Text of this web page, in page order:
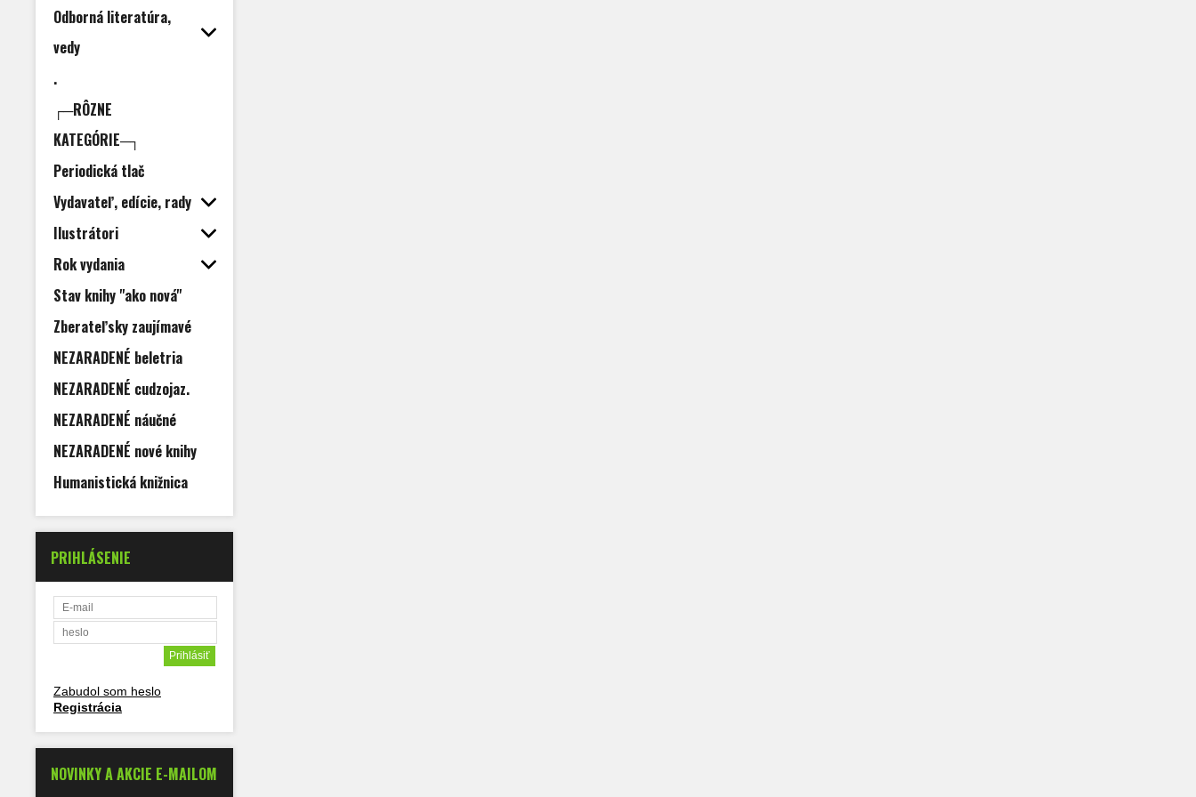
Odborná literatúra,
vedy
.
┌─RÔZNE
KATEGÓRIE─┐
Periodická tlač
Vydavateľ, edície, rady
Ilustrátori
Rok vydania
Stav knihy "ako nová"
Zberateľsky zaujímavé
NEZARADENÉ beletria
NEZARADENÉ cudzojaz.
NEZARADENÉ náučné
NEZARADENÉ nové knihy
Humanistická knižnica
PRIHLÁSENIE
Zabudol som heslo
Registrácia
NOVINKY A AKCIE E-MAILOM